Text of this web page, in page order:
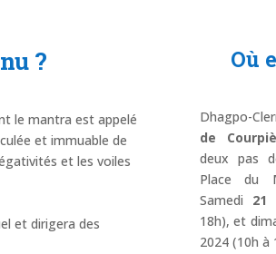
?
le mantra est appelé
et immuable de
et les voiles
et dirigera des
Où
Dhagpo-
de
deux pas
Place du
Samedi 21
18h), et
2024 (10h à